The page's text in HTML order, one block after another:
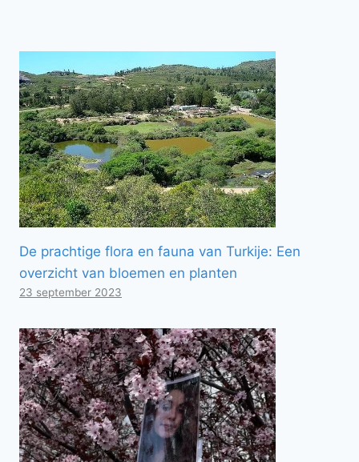
De prachtige flora en fauna van Turkije: Een
overzicht van bloemen en planten
23 september 2023